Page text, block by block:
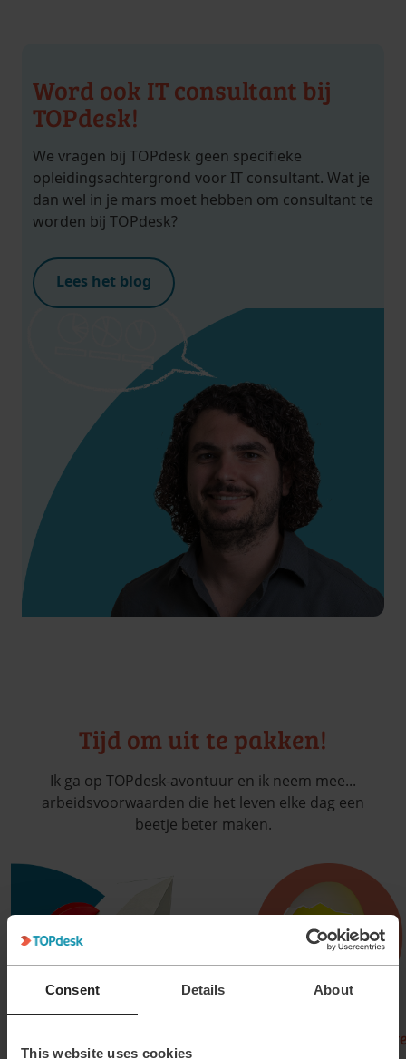
Consent Details About
This website uses cookies
Word ook IT consultant bij
TOPdesk!
We vragen bij TOPdesk geen specifieke
opleidingsachtergrond voor IT consultant. Wat je
dan wel in je mars moet hebben om consultant te
worden bij TOPdesk?
Lees het blog
Tijd om uit te pakken!
Ik ga op TOPdesk-avontuur en ik neem mee...
arbeidsvoorwaarden die het leven elke dag een
beetje beter maken.
Betaald